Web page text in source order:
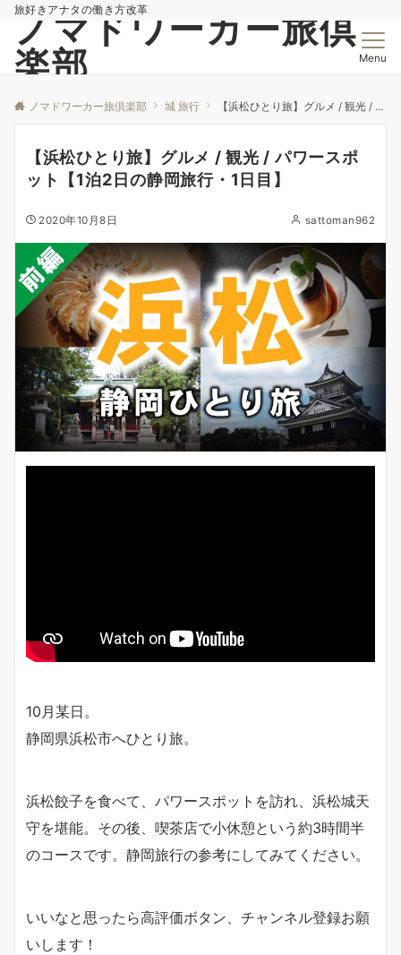
旅好きアナタの働き方改革
ノマドワーカー旅倶
楽部
Menu
ノマドワーカー旅倶楽部 城 旅行 【浜松ひとり旅】グルメ / 観光 / パワースポット【1泊2日の静岡旅行・1日目】
【浜松ひとり旅】グルメ / 観光 / パワースポ
ット【1泊2日の静岡旅行・1日目】
2020年10月8日 sattoman962
10月某日。
静岡県浜松市へひとり旅。
浜松餃子を食べて、パワースポットを訪れ、浜松城天
守を堪能。その後、喫茶店で小休憩という約3時間半
のコースです。静岡旅行の参考にしてみてください。
いいなと思ったら高評価ボタン、チャンネル登録お願
いします！